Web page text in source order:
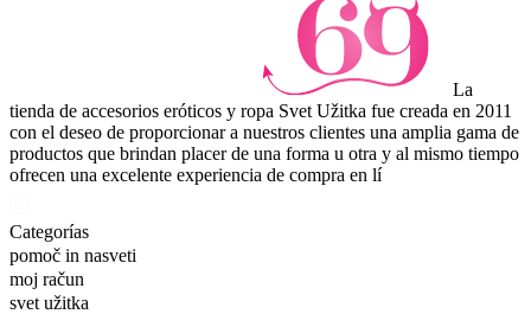
La
tienda de accesorios eróticos y ropa Svet Užitka fue creada en 2011
con el deseo de proporcionar a nuestros clientes una amplia gama de
productos que brindan placer de una forma u otra y al mismo tiempo
ofrecen una excelente experiencia de compra en lí
Categorías
pomoč in nasveti
moj račun
svet užitka